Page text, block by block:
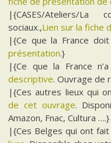
|{CASES/Ateliers/
sociaux.,Lien sur la fiche
|{Ce que la France doit
présentation.}
|{Ce que la France
descriptive. Ouvrage de
|{Ces autres lieux qui
de cet ouvrage.
Amazon, Fnac, Cultura ….}
|{Ces Belges qui ont fait